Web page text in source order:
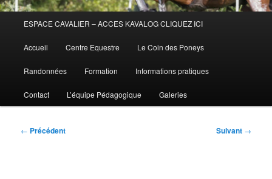
principal
ESPACE CAVALIER – ACCES KAVALOG CLIQUEZ ICI
Accueil Centre Equestre Le Coin des Poneys
Randonnées Formation Informations pratiques
Contact L’équipe Pédagogique Galeries
Navigation
← Précédent Suivant →